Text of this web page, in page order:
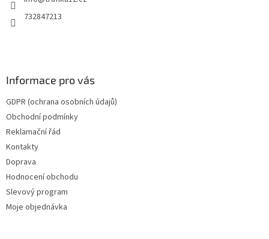
732847213
Informace pro vás
GDPR (ochrana osobních údajů)
Obchodní podmínky
Reklamační řád
Kontakty
Doprava
Hodnocení obchodu
Slevový program
Moje objednávka